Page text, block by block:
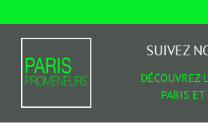
Aller à...
DÉCOUVREZ
PARIS
SUIVEZ